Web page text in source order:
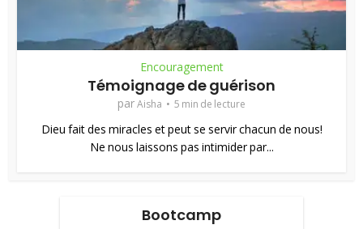
Encouragement
Témoignage de guérison
parAisha 5 min de lecture
Dieu fait des miracles et peut se servir chacun de nous!
Ne nous laissons pas intimider par...
Bootcamp